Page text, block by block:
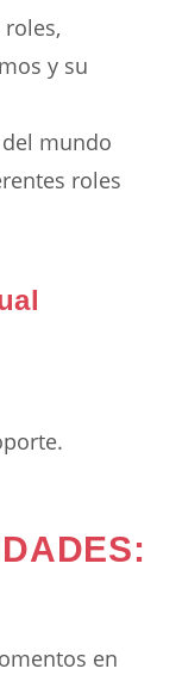
y su
mundo
roles
en